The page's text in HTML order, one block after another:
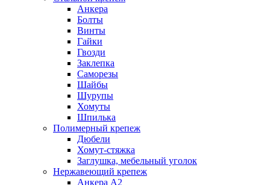
Анкера
Болты
Винты
Гайки
Гвозди
Заклепка
Саморезы
Шайбы
Шурупы
Хомуты
Шпилька
Полимерный крепеж
Дюбели
Хомут-стяжка
Заглушка, мебельный уголок
Нержавеющий крепеж
Анкера А2